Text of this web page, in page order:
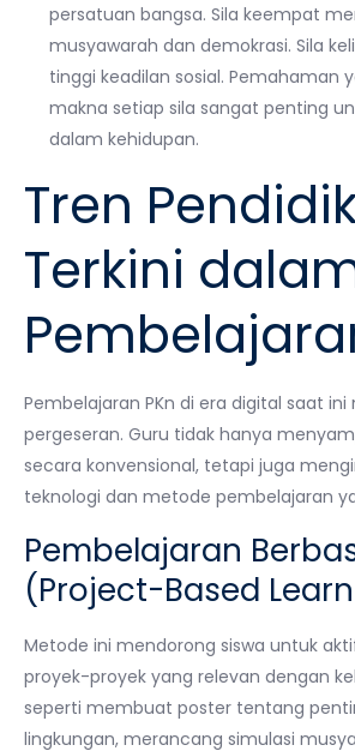
persatuan bangsa. Sila keempat
musyawarah dan demokrasi. Sila
tinggi keadilan sosial. Pemahaman
makna setiap sila sangat penting
dalam kehidupan.
Tren
Terkini
Pembelajaran PKn di era digital saat
pergeseran. Guru tidak hanya
secara konvensional, tetapi juga
teknologi dan metode pembelajaran
Pembelajaran
(Project-Based
Metode ini mendorong siswa untuk
proyek-proyek yang relevan dengan
seperti membuat poster tentang
lingkungan, merancang simulasi